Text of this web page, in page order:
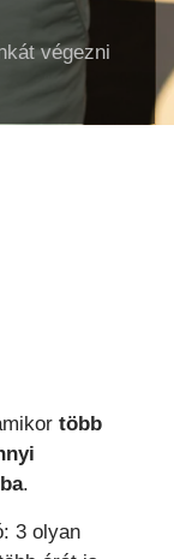
végezni
több
.
3 olyan